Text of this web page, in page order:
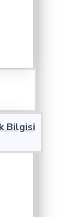
Bilgisi